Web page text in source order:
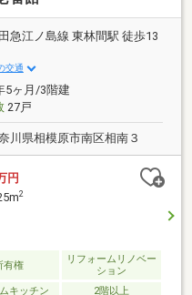
提携住宅ローン】 ●大手
％●保証料０円 疾病保証
用可 たくさんのお客様か
らも楽しく素敵なお家探
もお客様のお問合せをお待
急江ノ島線 東林間駅 徒歩13
交通
5ヶ月/3階建
27戸
川県相模原市南区相南３
円
2
有権
リフォームリノベー
ション
キッチン 2階以上